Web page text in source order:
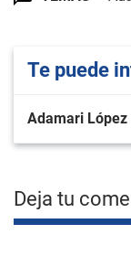
Te puede
Adamari
Deja tu